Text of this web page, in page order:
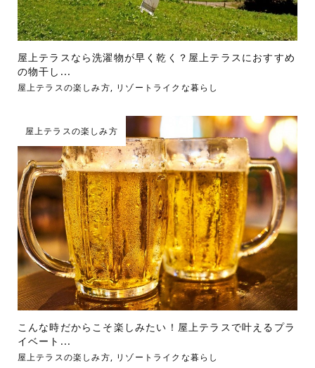
屋上テラスなら洗濯物が早く乾く？屋上テラスにおすすめ
の物干し...
屋上テラスの楽しみ方, リゾートライクな暮らし
屋上テラスの楽しみ方
こんな時だからこそ楽しみたい！屋上テラスで叶えるプラ
イベート...
屋上テラスの楽しみ方, リゾートライクな暮らし